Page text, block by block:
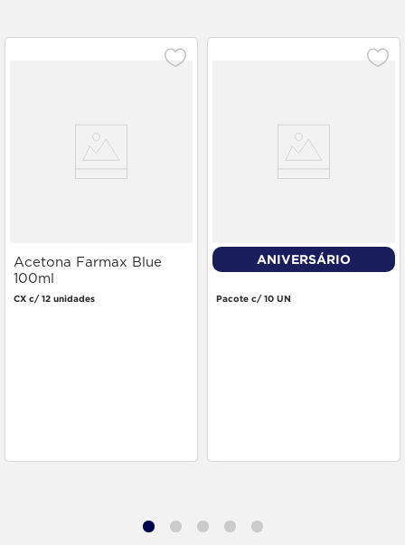
Acetona Farmax Blue
100ml
CX c/ 12 unidades
ANIVERSÁRIO
Algodão Apolo Bola 100g
Pacote c/ 10 UN